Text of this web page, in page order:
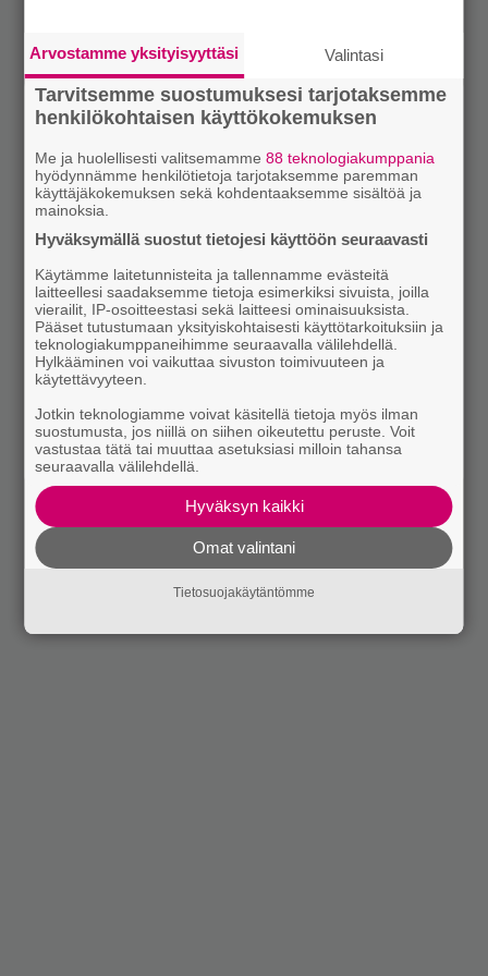
Arvostamme yksityisyyttäsi Valintasi
Tarvitsemme suostumuksesi tarjotaksemme
henkilökohtaisen käyttökokemuksen
Me ja huolellisesti valitsemamme88 teknologiakumppania
hyödynnämme henkilötietoja tarjotaksemme paremman
käyttäjäkokemuksen sekä kohdentaaksemme sisältöä ja
mainoksia.
Hyväksymällä suostut tietojesi käyttöön seuraavasti
Käytämme laitetunnisteita ja tallennamme evästeitä
laitteellesi saadaksemme tietoja esimerkiksi sivuista, joilla
vierailit, IP-osoitteestasi sekä laitteesi ominaisuuksista.
Pääset tutustumaan yksityiskohtaisesti käyttötarkoituksiin ja
teknologiakumppaneihimme seuraavalla välilehdellä.
Hylkääminen voi vaikuttaa sivuston toimivuuteen ja
käytettävyyteen.
Jotkin teknologiamme voivat käsitellä tietoja myös ilman
suostumusta, jos niillä on siihen oikeutettu peruste. Voit
vastustaa tätä tai muuttaa asetuksiasi milloin tahansa
seuraavalla välilehdellä.
Hyväksyn kaikki
Omat valintani
Tietosuojakäytäntömme